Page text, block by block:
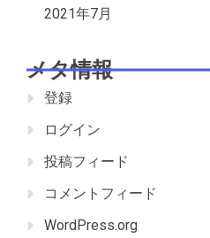
2021年7月
メタ情報
登録
ログイン
投稿フィード
コメントフィード
WordPress.org